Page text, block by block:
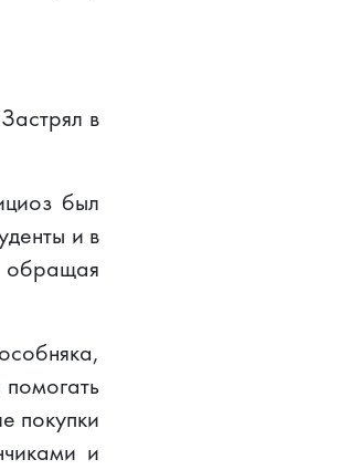
в
был
и в
обращая
покупки
и